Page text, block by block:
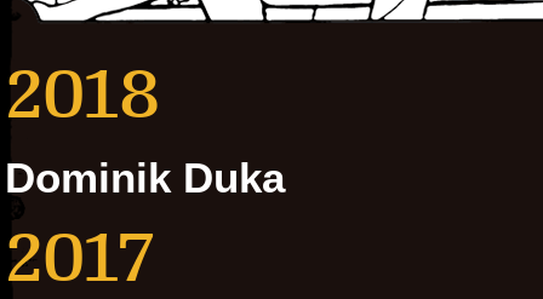
2018
Dominik Duka
2017